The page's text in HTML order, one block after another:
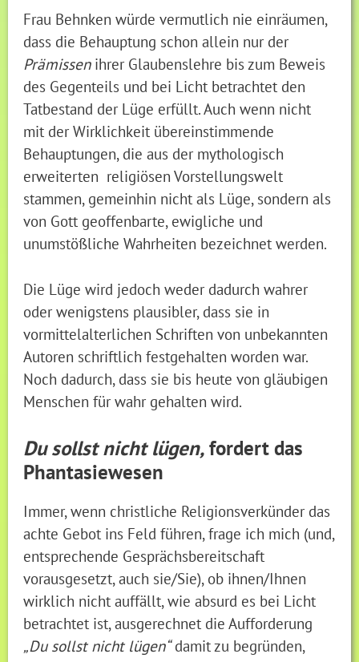
Frau Behnken würde vermutlich nie einräumen,
dass die Behauptung schon allein nur der
Prämissenihrer Glaubenslehre bis zum Beweis
des Gegenteils und bei Licht betrachtet den
Tatbestand der Lüge erfüllt. Auch wenn nicht
mit der Wirklichkeit übereinstimmende
Behauptungen, die aus der mythologisch
erweiterten religiösen Vorstellungswelt
stammen, gemeinhin nicht als Lüge, sondern als
von Gott geoffenbarte, ewigliche und
unumstößliche Wahrheiten bezeichnet werden.
Die Lüge wird jedoch weder dadurch wahrer
oder wenigstens plausibler, dass sie in
vormittelalterlichen Schriften von unbekannten
Autoren schriftlich festgehalten worden war.
Noch dadurch, dass sie bis heute von gläubigen
Menschen für wahr gehalten wird.
Du sollst nicht lügen,fordert das
Phantasiewesen
Immer, wenn christliche Religionsverkünder das
achte Gebot ins Feld führen, frage ich mich (und,
entsprechende Gesprächsbereitschaft
vorausgesetzt, auch sie/Sie), ob ihnen/Ihnen
wirklich nicht auffällt, wie absurd es bei Licht
betrachtet ist, ausgerechnet die Aufforderung
„Du sollst nicht lügen“damit zu begründen,